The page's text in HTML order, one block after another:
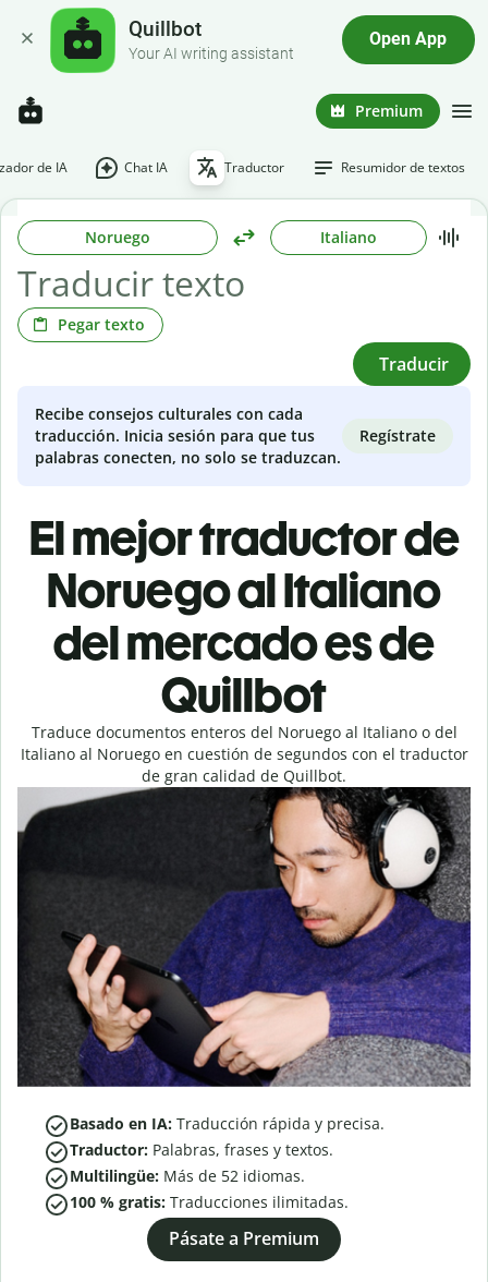
Quillbot
Your AI writing assistant
Open App
Premium
de IA Chat IA Traductor Resumidor de textos
Noruego Italiano
Pegar texto
Traducir
Recibe consejos culturales con cada
traducción. Inicia sesión para que tus
palabras conecten, no solo se traduzcan.
Regístrate
El mejor traductor de
Noruego al Italiano
del mercado es de
Quillbot
Traduce documentos enteros del Noruego al Italiano o del
Italiano al Noruego en cuestión de segundos con el traductor
de gran calidad de Quillbot.
Basado en IA: Traducción rápida y precisa.
Traductor: Palabras, frases y textos.
Multilingüe: Más de 52 idiomas.
100 % gratis: Traducciones ilimitadas.
Pásate a Premium